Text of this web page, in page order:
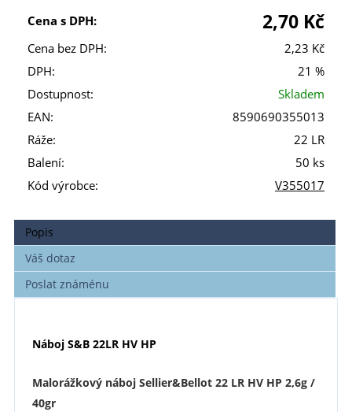
Cena s DPH:
2,70 Kč
Cena bez DPH:
2,23 Kč
DPH:
21 %
Dostupnost:
Skladem
EAN:
8590690355013
Ráže:
22 LR
Balení:
50 ks
Kód výrobce:
V355017
Popis
Váš dotaz
Poslat známénu
Náboj S&B 22LR HV HP
Malorážkový náboj Sellier&Bellot 22 LR HV HP 2,6g /
40gr